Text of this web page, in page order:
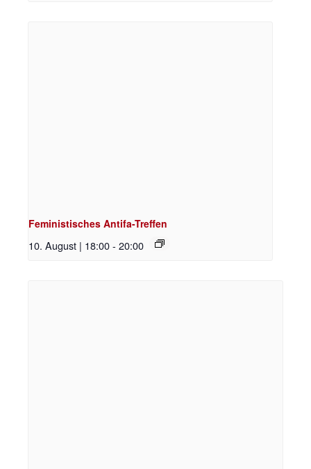
Feministisches Antifa-Treffen
10. August | 18:00- 20:00